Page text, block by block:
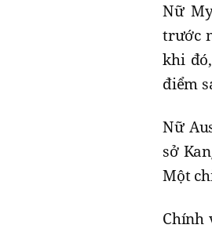
Nữ
trước
khi
điểm
Nữ
sở
Một
Chính